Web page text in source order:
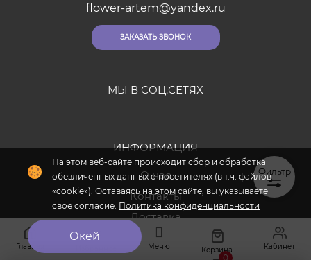
Главная Меню Корзина
0
Кабинет
flower-artem@yandex.ru
ЗАКАЗАТЬ ЗВОНОК
МЫ В СОЦ.СЕТЯХ
ИНФОРМАЦИЯ
О нас
Контакты
Доставка
Оплата
Фильтр